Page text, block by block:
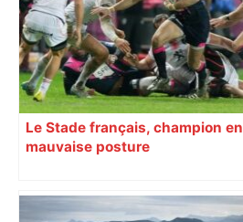
Le Stade français, champion en
mauvaise posture